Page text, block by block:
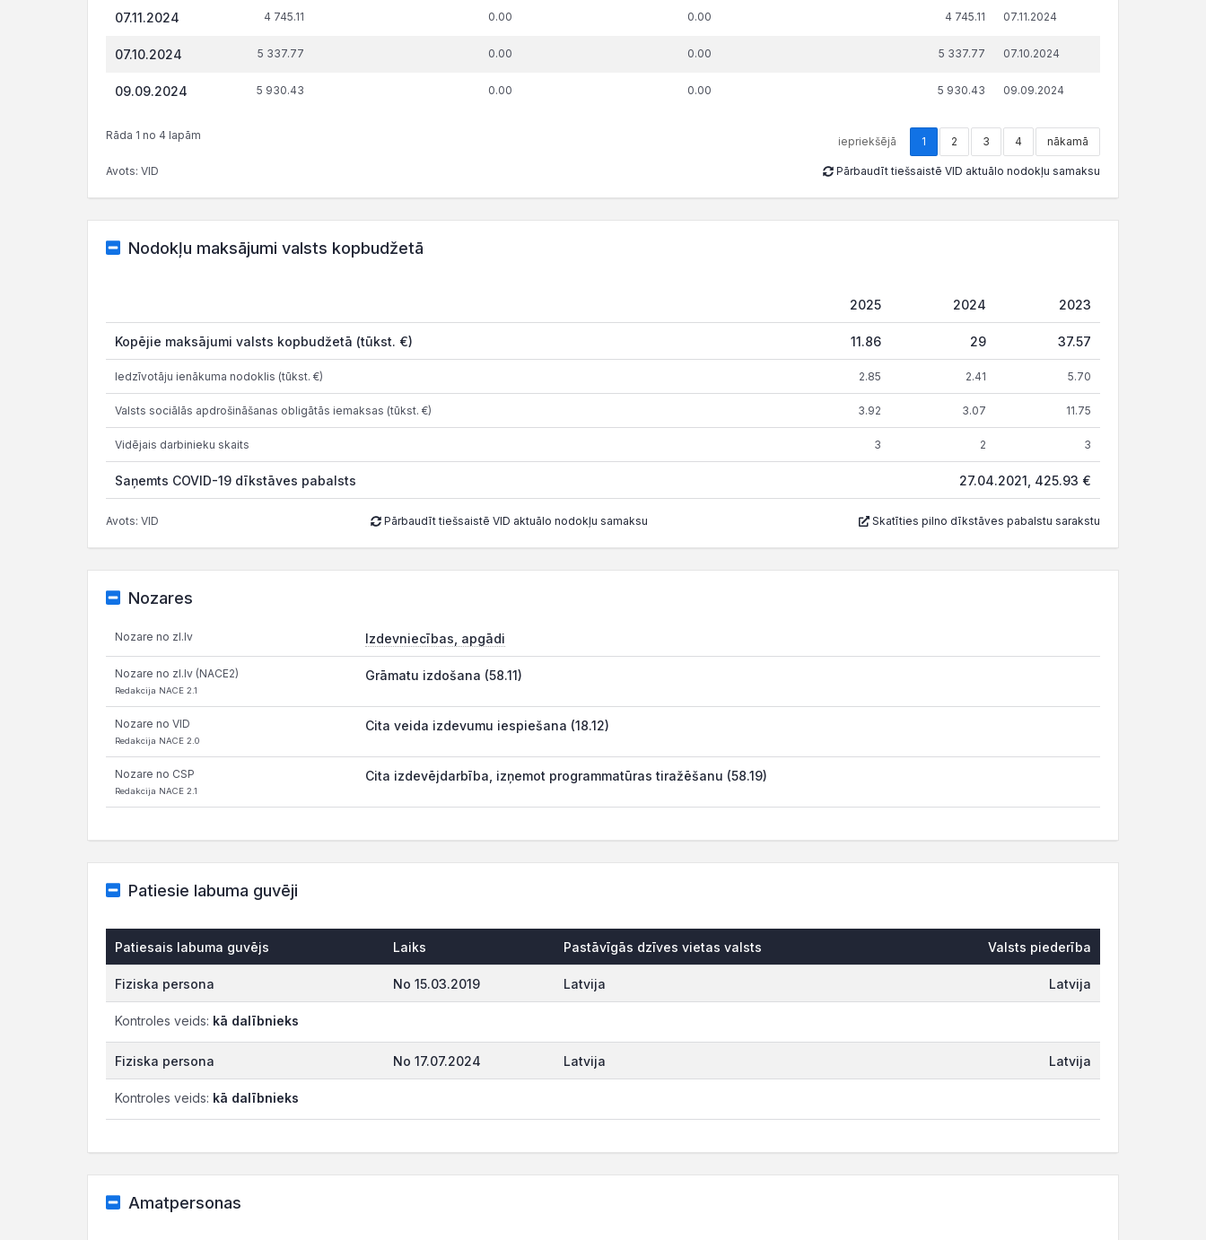
07.11.2024 4 745.11 0.00 0.00 4 745.11 07.11.2024
07.10.2024 5 337.77 0.00 0.00 5 337.77 07.10.2024
09.09.2024 5 930.43 0.00 0.00 5 930.43 09.09.2024
Rāda 1 no 4 lapām iepriekšējā 1 2 3 4 nākamā
Avots: VID Pārbaudīt tiešsaistē VID aktuālo nodokļu samaksu
Nodokļu maksājumi valsts kopbudžetā
2025 2024 2023
Kopējie maksājumi valsts kopbudžetā (tūkst. €) 11.86 29 37.57
Iedzīvotāju ienākuma nodoklis (tūkst. €) 2.85 2.41 5.70
Valsts sociālās apdrošināšanas obligātās iemaksas (tūkst. €) 3.92 3.07 11.75
Vidējais darbinieku skaits 3 2 3
Saņemts COVID-19 dīkstāves pabalsts 27.04.2021, 425.93 €
Avots: VID Pārbaudīt tiešsaistē VID aktuālo nodokļu samaksu Skatīties pilno dīkstāves pabalstu sarakstu
Nozares
Nozare no zl.lv Izdevniecības, apgādi
Nozare no zl.lv (NACE2)
Redakcija NACE 2.1
Grāmatu izdošana (58.11)
Nozare no VID
Redakcija NACE 2.0
Cita veida izdevumu iespiešana (18.12)
Nozare no CSP
Redakcija NACE 2.1
Cita izdevējdarbība, izņemot programmatūras tiražēšanu (58.19)
Patiesie labuma guvēji
Patiesais labuma guvējs Laiks Pastāvīgās dzīves vietas valsts Valsts piederība
Fiziska persona No 15.03.2019 Latvija Latvija
Kontroles veids: kā dalībnieks
Fiziska persona No 17.07.2024 Latvija Latvija
Kontroles veids: kā dalībnieks
Amatpersonas